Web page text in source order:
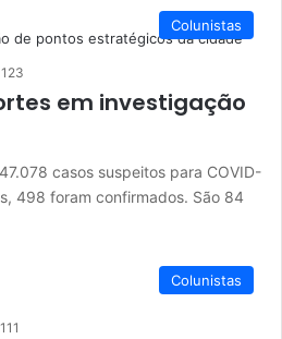
Colunistas
123
em investigação
casos suspeitos para COVID-
498 foram confirmados. São 84
Colunistas
111